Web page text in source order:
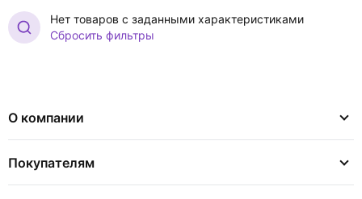
Нет товаров с заданными характеристиками
Сбросить фильтры
О компании
Покупателям